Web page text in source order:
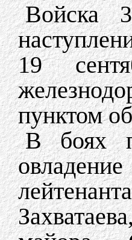
Войска
19
пунктом
В боях